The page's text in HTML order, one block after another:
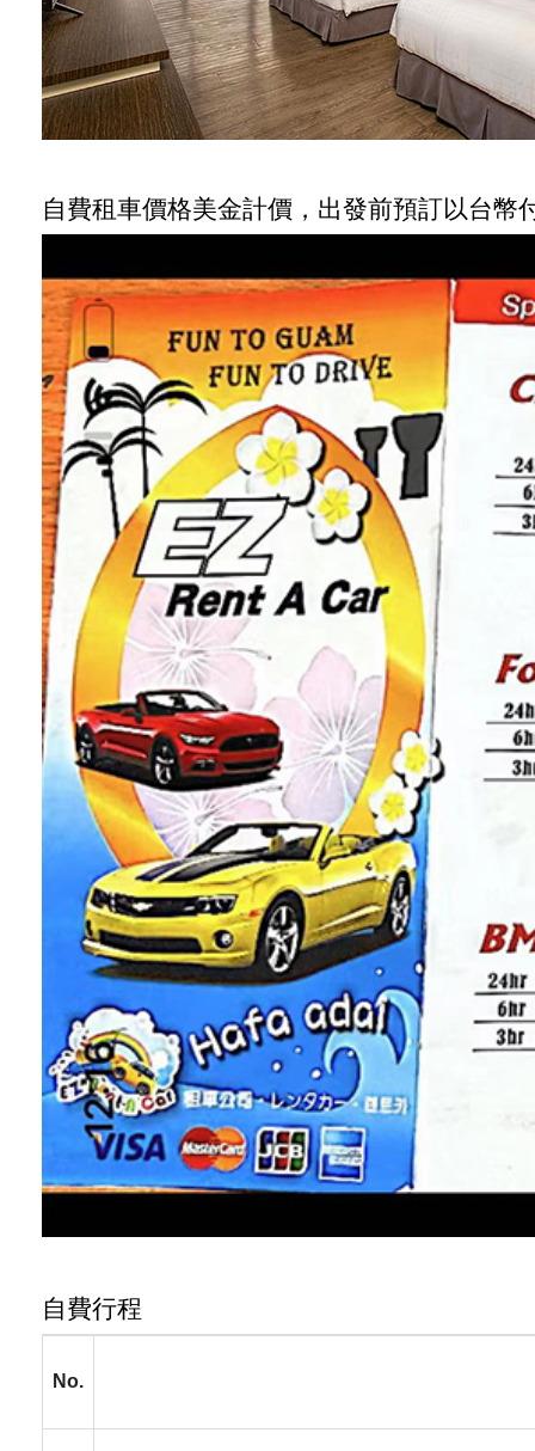
自費租車價格美金計價，出發前預訂以台幣
自費行程
No.